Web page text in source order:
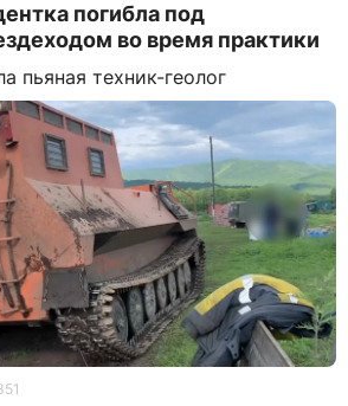
погибла под
во время практики
пьяная техник-геолог